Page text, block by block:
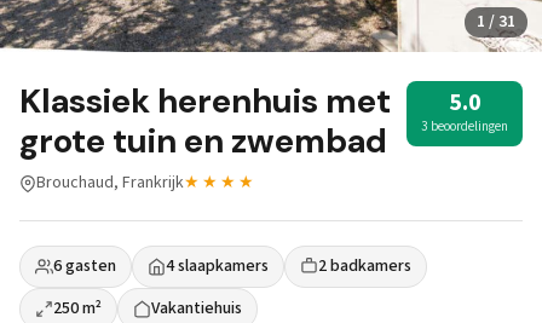
1 / 31
Klassiek herenhuis met
grote tuin en zwembad
5.0
3 beoordelingen
Brouchaud, Frankrijk★★★★
6 gasten 4 slaapkamers
2 badkamers
250 m²
Vakantiehuis